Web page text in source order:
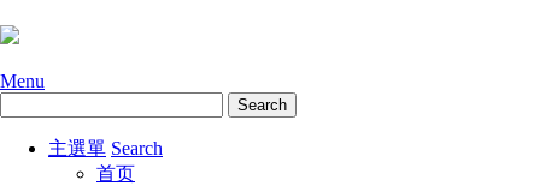
Menu
主選單 Search
首页